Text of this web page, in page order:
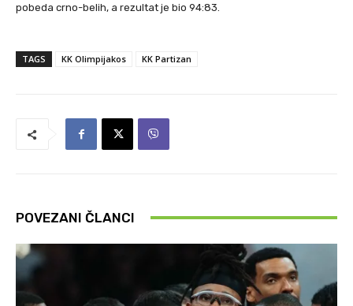
pobeda crno-belih, a rezultat je bio 94:83.
TAGS KK Olimpijakos KK Partizan
POVEZANI ČLANCI